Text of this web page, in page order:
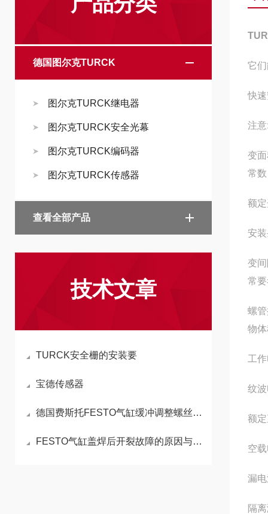
德国图尔克TURCK
图尔克TURCK继电器
图尔克TURCK安全光幕
图尔克TURCK编码器
图尔克TURCK传感器
查看全部产品
技术文章
TURCK安全栅的安装要
宝德传感器
德国费斯托FESTO气缸缓冲调整螺丝的功能与调整方法
FESTO气缸盖焊后开裂故障的原因与检修方法
它
快
注
变
常
额
安
变
常
螺
物
工
纹
额
空
漏
隔